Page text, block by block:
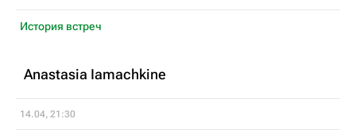
История встреч
Anastasia Iamachkine
14.04, 21:30